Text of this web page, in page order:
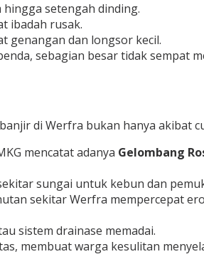
setengah dinding.
ibadah rusak.
genangan dan longsor kecil.
sebagian besar tidak sempat
di Werfra bukan hanya
mencatat adanya Gelombang
sungai untuk kebun dan
sekitar Werfra mempercepat
sistem drainase memadai.
membuat warga kesulitan